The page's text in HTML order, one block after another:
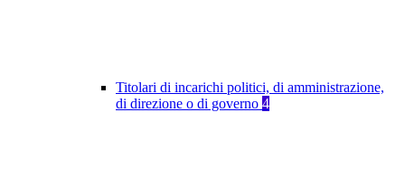
Titolari di incarichi politici, di amministrazione,
di direzione o di governo 4